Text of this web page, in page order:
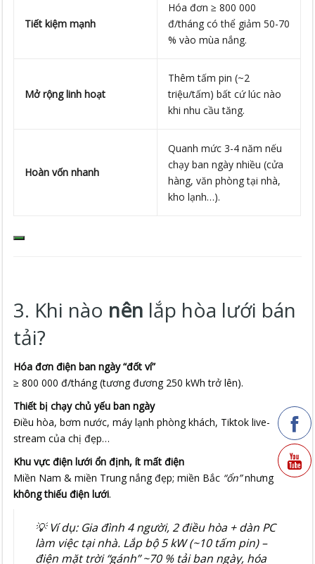
Tiết kiệm mạnh
Hóa đơn ≥ 800 000
đ/tháng có thể giảm 50-70
% vào mùa nắng.
Mở rộng linh hoạt
Thêm tấm pin (~2
triệu/tấm) bất cứ lúc nào
khi nhu cầu tăng.
Hoàn vốn nhanh
Quanh mức 3-4 năm nếu
chạy ban ngày nhiều (cửa
hàng, văn phòng tại nhà,
kho lạnh…).
3. Khi nào nên lắp hòa lưới bán
tải?
Hóa đơn điện ban ngày “đốt ví”
≥ 800 000 đ/tháng (tương đương 250 kWh trở lên).
Thiết bị chạy chủ yếu ban ngày
Điều hòa, bơm nước, máy lạnh phòng khách, Tiktok live-
stream của chị đẹp…
Khu vực điện lưới ổn định, ít mất điện
Miền Nam & miền Trung nắng đẹp; miền Bắc “ổn”nhưng
không thiếu điện lưới.
💡Ví dụ:Gia đình 4 người, 2 điều hòa + dàn PC
làm việc tại nhà. Lắp bộ 5 kW (~10 tấm pin) –
điện mặt trời “gánh” ~70 % tải ban ngày, hóa